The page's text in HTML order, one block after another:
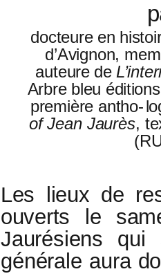
docteure en
d’Avignon,
auteure de
Arbre bleu
première antho-
of Jean Jaurès,
Les lieux de
ouverts
le
Jaurésiens
qui
générale aura